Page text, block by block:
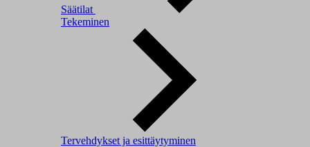
Säätilat
Tekeminen
Tervehdykset ja esittäytyminen